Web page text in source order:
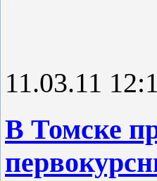
11.03.11
В Томске